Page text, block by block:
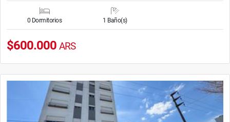
0 Dormitorios 1 Baño(s)
$600.000 ARS